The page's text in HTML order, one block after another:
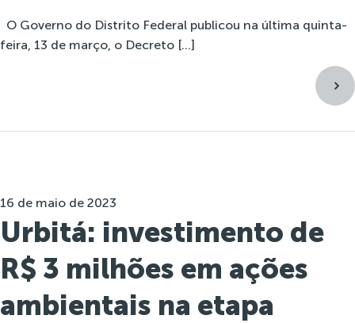
O Governo do Distrito Federal publicou na última quinta-
feira, 13 de março, o Decreto […]
16 de maio de 2023
Urbitá: investimento de
R$ 3 milhões em ações
ambientais na etapa